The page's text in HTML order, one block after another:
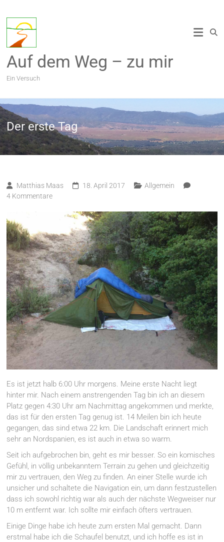
Inhalt
springen
Auf dem Weg – zu mir
Ein Versuch
Der erste Tag
Matthias Maas 18. April 2017
Allgemein
4 Kommentare
Es ist jetzt halb 6:00 Uhr morgens. Meine erste Nacht liegt
hinter mir. Nach einem anstrengenden Tag bin ich an diesem
Platz gegen 4:30 Uhr am Nachmittag angekommen und merkte,
das ist für den ersten Tag genug ist. 14 Meilen bin ich heute
gegangen, das sind etwa 22 km. Die Landschaft erinnert mich
sehr an Nordspanien, es ist auch in etwa so warm.
Seit ich aufgebrochen bin, geht es mir besser. So ein komisches
Gefühl, in völlig unbekanntem Terrain zu gehen und gleichzeitig
mir zu vertrauen, den Weg zu finden. An einer Stelle wurde ich
unsicher und schaltete die Navigation ein, um dann festzustellen
dass ich sowohl richtig war als auch der nächste Wegweiser nur
10 m entfernt war. Ich sollte mir einfach öfters vertrauen.
Einige Dinge habe ich heute zum ersten Mal gemacht. Dann
erstmal habe ich die Schaufel benutzt, und ich hoffe es ist in